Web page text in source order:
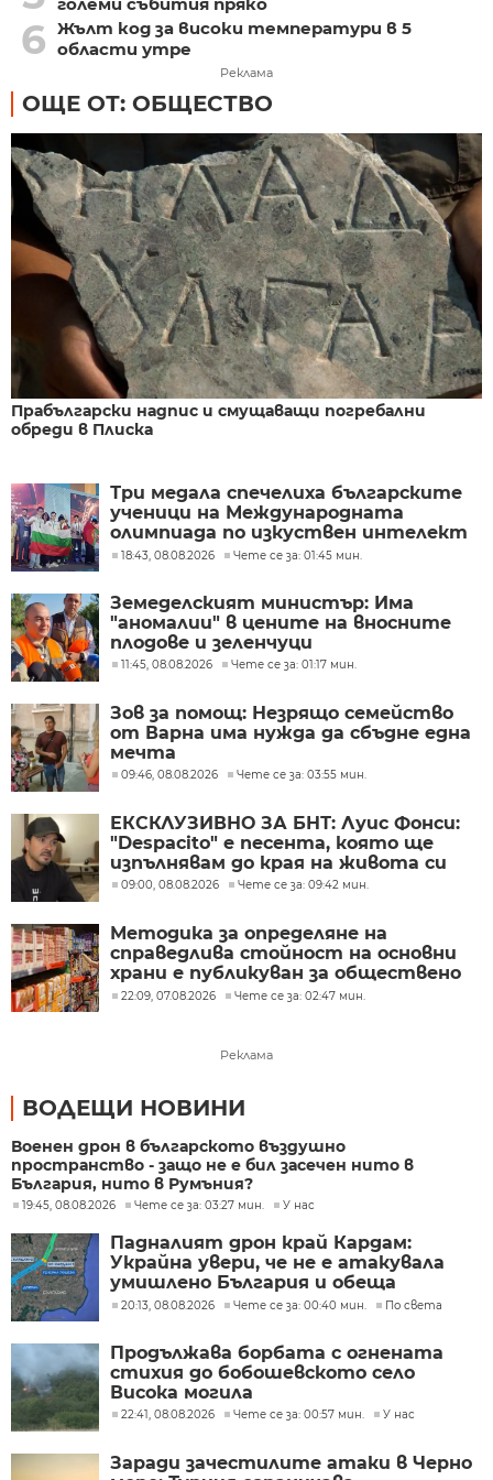
6 Жълт код за високи температури в 5
области утре
Реклама
ОЩЕ ОТ: ОБЩЕСТВО
Прабългарски надпис и смущаващи погребални
обреди в Плиска
Три медала спечелиха българските
ученици на Международната
олимпиада по изкуствен интелект
в Казахстан
18:43, 08.08.2026 Чете се за: 01:45 мин.
Земеделският министър: Има
"аномалии" в цените на вносните
плодове и зеленчуци
11:45, 08.08.2026 Чете се за: 01:17 мин.
Зов за помощ: Незрящо семейство
от Варна има нужда да сбъдне една
мечта
09:46, 08.08.2026 Чете се за: 03:55 мин.
ЕКСКЛУЗИВНО ЗА БНТ: Луис Фонси:
"Despacito" е песента, която ще
изпълнявам до края на живота си
09:00, 08.08.2026 Чете се за: 09:42 мин.
Методика за определяне на
справедлива стойност на основни
храни е публикуван за обществено
обсъждане
22:09, 07.08.2026 Чете се за: 02:47 мин.
Реклама
ВОДЕЩИ НОВИНИ
Военен дрон в българското въздушно
пространство - защо не е бил засечен нито в
България, нито в Румъния?
19:45, 08.08.2026 Чете се за: 03:27 мин. У нас
Падналият дрон край Кардам:
Украйна увери, че не е атакувала
умишлено България и обеща
разследване
20:13, 08.08.2026 Чете се за: 00:40 мин. По света
Продължава борбата с огнената
стихия до бобошевското село
Висока могила
22:41, 08.08.2026 Чете се за: 00:57 мин. У нас
Заради зачестилите атаки в Черно